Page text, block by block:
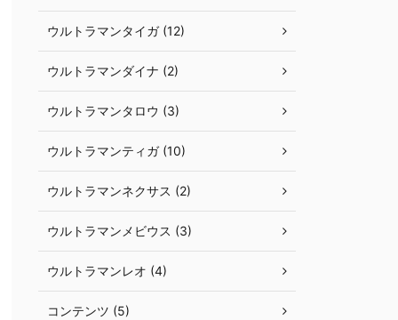
ウルトラマンタイガ (12)
ウルトラマンダイナ (2)
ウルトラマンタロウ (3)
ウルトラマンティガ (10)
ウルトラマンネクサス (2)
ウルトラマンメビウス (3)
ウルトラマンレオ (4)
コンテンツ (5)